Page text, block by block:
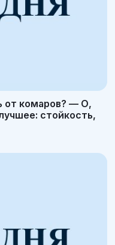
от комаров? — О,
стойкость,